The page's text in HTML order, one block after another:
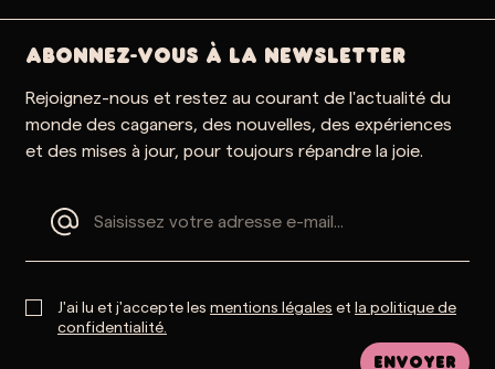
ABONNEZ-VOUS À LA NEWSLETTER
Rejoignez-nous et restez au courant de l'actualité du
monde des caganers, des nouvelles, des expériences
et des mises à jour, pour toujours répandre la joie.
J'ai lu et j'accepte les mentions légales et la politique de
confidentialité.
Envoyer